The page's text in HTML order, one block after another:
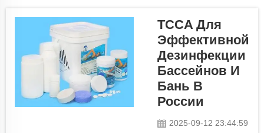
обеспечения
безопасности их
использования для
всех, применение
подходящего
дезинфицирующего
средства имеет
приоритетное значение.
TCCA Для
Эффективной
Дезинфекции
Бассейнов И
Бань В
России
2025-09-12 23:44:59